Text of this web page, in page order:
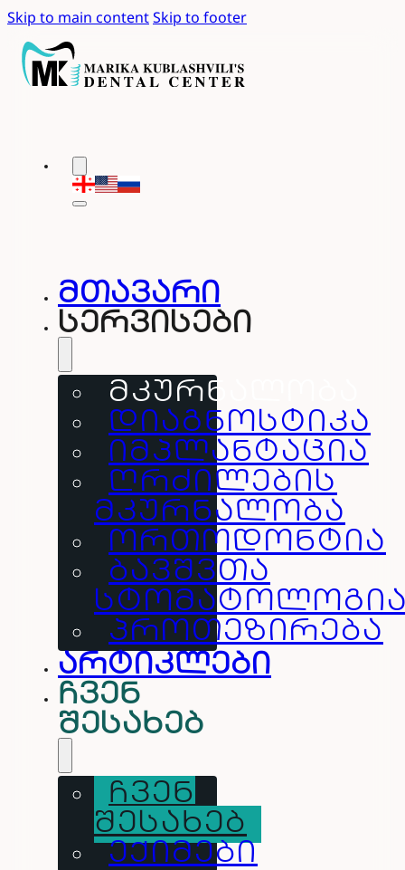
Skip to main contentSkip to footer
მთავარი
სერვისები
ᲛᲙᲣᲠᲜᲐᲚᲝᲑᲐ
ᲓᲘᲐᲒᲜᲝᲡᲢᲘᲙᲐ
ᲘᲛᲞᲚᲐᲜᲢᲐᲪᲘᲐ
ᲦᲠᲫᲘᲚᲔᲑᲘᲡ
ᲛᲙᲣᲠᲜᲐᲚᲝᲑᲐ
ᲝᲠᲗᲝᲓᲝᲜᲢᲘᲐ
ᲑᲐᲕᲨᲕᲗᲐ
ᲞᲠᲝᲗᲔᲖᲘᲠᲔᲑᲐ
არტიკლები
ჩვენ
შესახებ
ᲩᲕᲔᲜ
ᲨᲔᲡᲐᲮᲔᲑ
ᲔᲥᲘᲛᲔᲑᲘ